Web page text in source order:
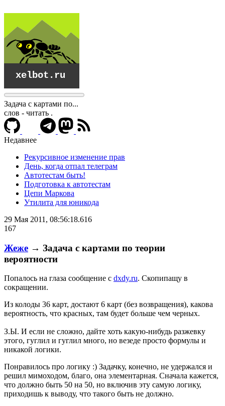
xelbot.ru
Задача с картами по...
слов - читать .
Недавнее
Рекурсивное изменение прав
День, когда отпал телеграм
Автотестам быть!
Подготовка к автотестам
Цепи Маркова
Утилита для юникода
29 Мая 2011, 08:56:18.616
167
Жеже → Задача с картами по теории
вероятности
Попалось на глаза сообщение с dxdy.ru. Скопипащу в
сокращении.
Из колоды 36 карт, достают 6 карт (без возвращения), какова
вероятность, что красных, там будет больше чем черных.
З.Ы. И если не сложно, дайте хоть какую-нибудь разжевку
этого, гуглил и гуглил много, но везеде просто формулы и
никакой логики.
Понравилось про логику :) Задачку, конечно, не удержался и
решил мимоходом, благо, она элементарная. Сначала кажется,
что должно быть 50 на 50, но включив эту самую логику,
приходишь к выводу, что такого быть не должно.